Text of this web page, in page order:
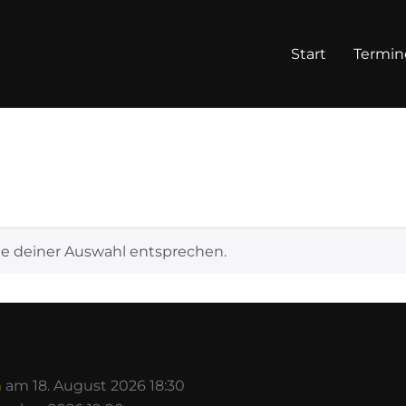
Start
deiner Auswahl entsprechen.
am 18. August 2026 18:30